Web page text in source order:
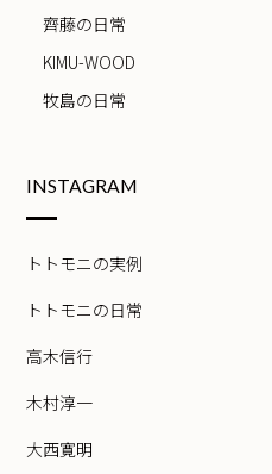
齊藤の日常
KIMU-WOOD
牧島の日常
INSTAGRAM
トトモニの実例
トトモニの日常
高木信行
木村淳一
大西寛明